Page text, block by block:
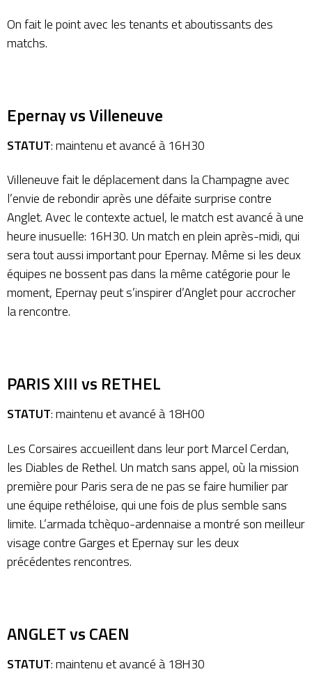
On fait le point avec les tenants et aboutissants des
matchs.
Epernay vs Villeneuve
STATUT: maintenu et avancé à 16H30
Villeneuve fait le déplacement dans la Champagne avec
l’envie de rebondir après une défaite surprise contre
Anglet. Avec le contexte actuel, le match est avancé à une
heure inusuelle: 16H30. Un match en plein après-midi, qui
sera tout aussi important pour Epernay. Même si les deux
équipes ne bossent pas dans la même catégorie pour le
moment, Epernay peut s’inspirer d’Anglet pour accrocher
la rencontre.
PARIS XIII vs RETHEL
STATUT: maintenu et avancé à 18H00
Les Corsaires accueillent dans leur port Marcel Cerdan,
les Diables de Rethel. Un match sans appel, où la mission
première pour Paris sera de ne pas se faire humilier par
une équipe rethéloise, qui une fois de plus semble sans
limite. L’armada tchèquo-ardennaise a montré son meilleur
visage contre Garges et Epernay sur les deux
précédentes rencontres.
ANGLET vs CAEN
STATUT: maintenu et avancé à 18H30